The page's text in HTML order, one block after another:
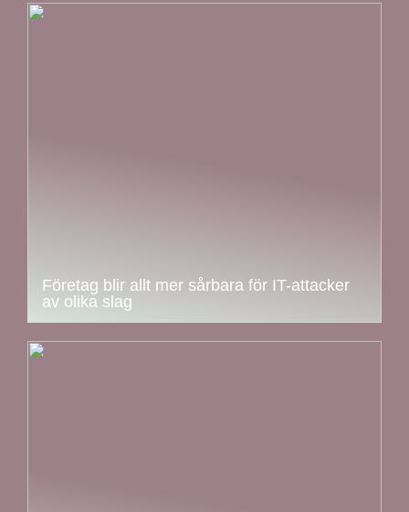
Företag blir allt mer sårbara för IT-attacker
av olika slag